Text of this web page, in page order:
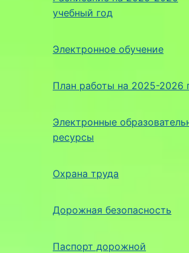
учебный год
Электронное обучение
План работы на 2025-2026
Электронные
ресурсы
Охрана труда
Дорожная безопасность
Паспорт дорожной